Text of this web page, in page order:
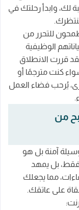
لك، وابدأ رحلتك في
للتحرر من
الوظيفية
قررت الانطلاق
كنت مترجمًا أو
يُرحب فضاء العمل
من
آمنة بل هو
فقط، بل يمهد
مما يجعلك
على عاتقك.